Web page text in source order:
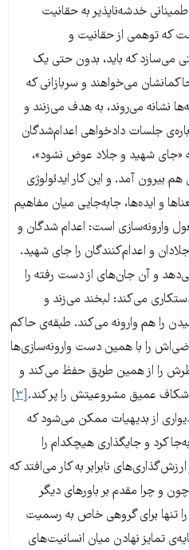
خدشه‌ناپذیر به حقانیت
که توهمی از حقانیت و
می‌سازد که باید، بدون حتی یک
می‌خواهند و سربازانی که
نشانه می‌روند، به هدف می‌زنند و
جلسات دادخواهی اعدام‌شدگان
شهید و جلاد عوض نشود»،
بیرون آمد. و این کار ایدئولوژی
و ایده‌ها، جابه‌جایی میان مفاهیم
وارونه‌سازی است: اعدام شدگان و
و اعدام‌کنندگان را جای شهید.
می‌دهد و آن‌ جان‌های از دست رفته را
می‌کند: لبخند می‌زند و
را هم وارونه می‌کند. طبقه‌ی حاکم
را با همین دست وارونه‌سازی‌ها
را از همین طریق حفظ می‌کند و
عمیق مشروعیتش را پر کند.[۳]
از بدیهیات ممکن می‌شود که
کرد و جایگذاری هیچکدام را
نابرابر به کار می‌افتد که
و چرا مقدم بر باورهای دیگر
تنها برای گروهی خاص به رسمیت
تمایز نهادن میان انسانیت‌های